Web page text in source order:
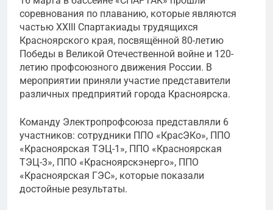
соревнования по плаванию, которые являются
частью XXIII Спартакиады трудящихся
Красноярского края, посвящённой 80-летию
Победы в Великой Отечественной войне и 120-
летию профсоюзного движения России. В
мероприятии приняли участие представители
различных предприятий города Красноярска.
Команду Электропрофсоюза представляли 6
участников: сотрудники ППО «КрасЭКо», ППО
«Красноярская ТЭЦ-1», ППО «Красноярская
ТЭЦ-3», ППО «Красноярскэнерго», ППО
«Красноярская ГЭС», которые показали
достойные результаты.